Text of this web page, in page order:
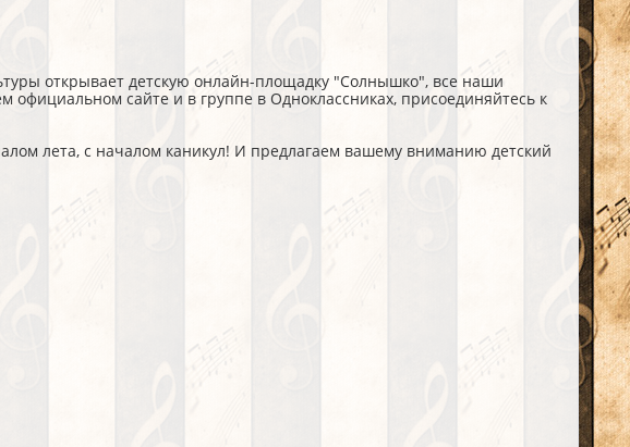
открывает детскую онлайн-площадку "Солнышко", все наши
официальном сайте и в группе в Одноклассниках, присоединяйтесь к
лета, с началом каникул! И предлагаем вашему вниманию детский